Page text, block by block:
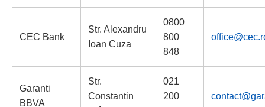
CEC Bank
Str. Alexandru
Ioan Cuza
0800
800
848
Garanti
BBVA
Str.
Constantin
021
200